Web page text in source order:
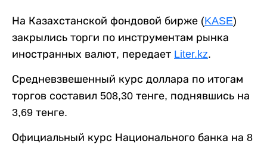
На Казахстанской фондовой бирже (KASE)
закрылись торги по инструментам рынка
иностранных валют, передает Liter.kz.
Средневзвешенный курс доллара по итогам
торгов составил 508,30 тенге, поднявшись на
3,69 тенге.
Официальный курс Национального банка на 8